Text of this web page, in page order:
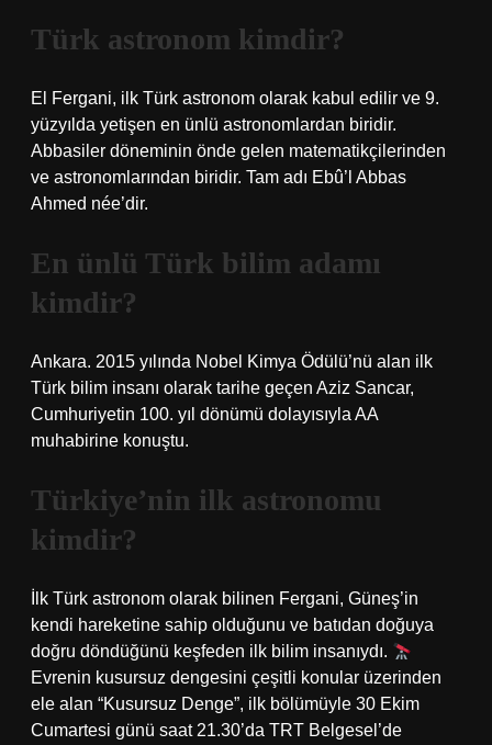
Türk astronom kimdir?
El Fergani, ilk Türk astronom olarak kabul edilir ve 9.
yüzyılda yetişen en ünlü astronomlardan biridir.
Abbasiler döneminin önde gelen matematikçilerinden
ve astronomlarından biridir. Tam adı Ebû’l Abbas
Ahmed née’dir.
En ünlü Türk bilim adamı
kimdir?
Ankara. 2015 yılında Nobel Kimya Ödülü’nü alan ilk
Türk bilim insanı olarak tarihe geçen Aziz Sancar,
Cumhuriyetin 100. yıl dönümü dolayısıyla AA
muhabirine konuştu.
Türkiye’nin ilk astronomu
kimdir?
İlk Türk astronom olarak bilinen Fergani, Güneş’in
kendi hareketine sahip olduğunu ve batıdan doğuya
doğru döndüğünü keşfeden ilk bilim insanıydı.
Evrenin kusursuz dengesini çeşitli konular üzerinden
ele alan “Kusursuz Denge”, ilk bölümüyle 30 Ekim
Cumartesi günü saat 21.30’da TRT Belgesel’de